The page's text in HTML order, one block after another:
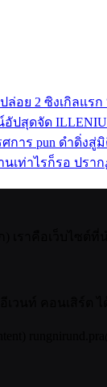
ย 2 ซิงเกิลแรก
น์อัปสุดจัด
ศการ pun ดำดิ่ง
นเท่าไรก็รอ ปร